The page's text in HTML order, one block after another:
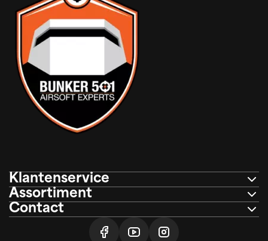
Klantenservice
Assortiment
Contact